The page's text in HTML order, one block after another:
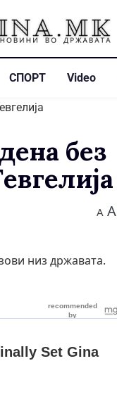
СПОРТ Video
без
A A
низ државата.